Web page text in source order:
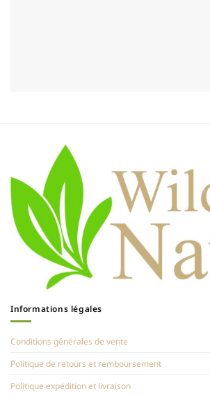
Informations légales
Conditions générales de vente
Politique de retours et remboursement
Politique expédition et livraison